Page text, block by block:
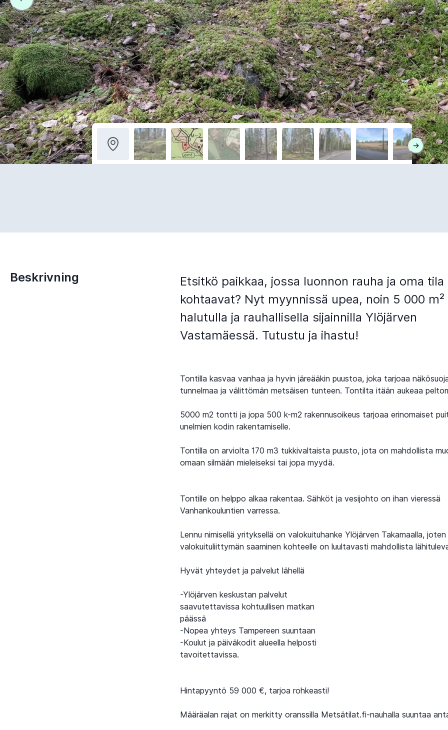
Beskrivning
Etsitkö paikkaa, jossa luonnon rauha ja oma tila
kohtaavat? Nyt myynnissä upea, noin 5 000
halutulla ja rauhallisella sijainnilla Ylöjärven
Vastamäessä. Tutustu ja ihastu!
Tontilla kasvaa vanhaa ja hyvin järeääkin puustoa, joka tarjoaa
tunnelmaa ja välittömän metsäisen tunteen. Tontilta itään aukeaa
5000 m2 tontti ja jopa 500 k-m2 rakennusoikeus tarjoaa erinomaiset
unelmien kodin rakentamiselle.
Tontilla on arviolta 170 m3 tukkivaltaista puusto, jota on mahdollista
omaan silmään mieleiseksi tai jopa myydä.
Tontille on helppo alkaa rakentaa. Sähköt ja vesijohto on ihan vieressä
Vanhankouluntien varressa.
Lennu nimisellä yrityksellä on valokuituhanke Ylöjärven Takamaalla, joten
valokuituliittymän saaminen kohteelle on luultavasti mahdollista
Hyvät yhteydet ja palvelut lähellä
-Ylöjärven keskustan palvelut
saavutettavissa kohtuullisen matkan
päässä
-Nopea yhteys Tampereen suuntaan
-Koulut ja päiväkodit alueella helposti
tavoitettavissa.
Hintapyyntö 59 000 €, tarjoa rohkeasti!
Määräalan rajat on merkitty oranssilla Metsätilat.fi-nauhalla suuntaa